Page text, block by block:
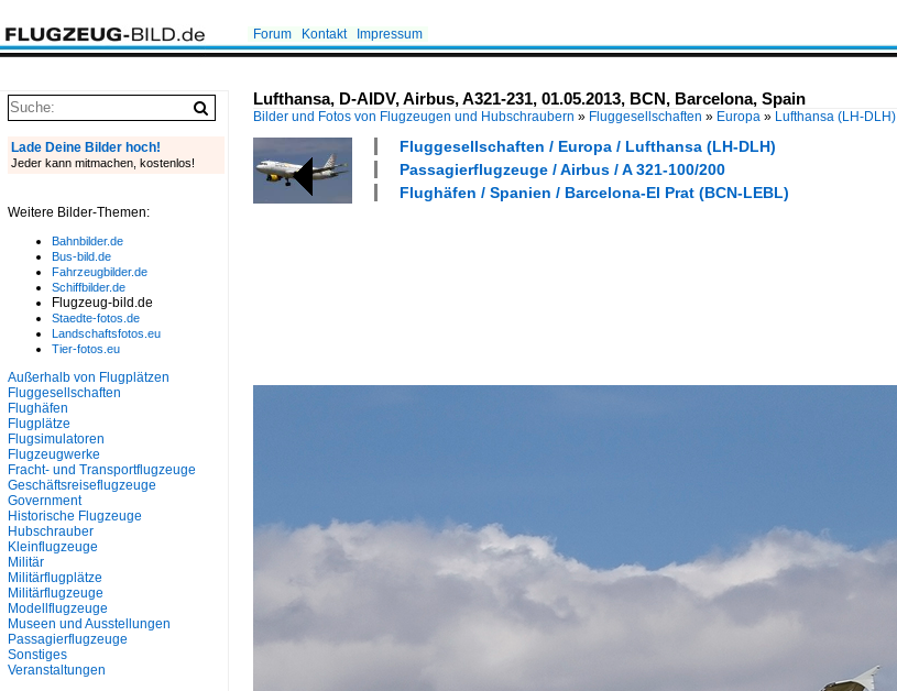
Forum Kontakt Impressum
Lufthansa, D-AIDV, Airbus, A321-231, 01.05.2013, BCN, Barcelona, Spain
Bilder und Fotos von Flugzeugen und Hubschraubern » Fluggesellschaften » Europa » Lufthansa (LH-DLH)
Fluggesellschaften / Europa / Lufthansa (LH-DLH)
Passagierflugzeuge / Airbus / A 321-100/200
Flughäfen / Spanien / Barcelona-El Prat (BCN-LEBL)
Lade Deine Bilder hoch!
Jeder kann mitmachen, kostenlos!
Weitere Bilder-Themen:
Bahnbilder.de
Bus-bild.de
Fahrzeugbilder.de
Schiffbilder.de
Flugzeug-bild.de
Staedte-fotos.de
Landschaftsfotos.eu
Tier-fotos.eu
Außerhalb von Flugplätzen
Fluggesellschaften
Flughäfen
Flugplätze
Flugsimulatoren
Flugzeugwerke
Fracht- und Transportflugzeuge
Geschäftsreiseflugzeuge
Government
Historische Flugzeuge
Hubschrauber
Kleinflugzeuge
Militär
Militärflugplätze
Militärflugzeuge
Modellflugzeuge
Museen und Ausstellungen
Passagierflugzeuge
Sonstiges
Veranstaltungen